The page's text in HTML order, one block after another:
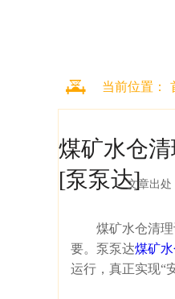
当前位置：
煤矿水仓
[泵泵达]文章出处
煤矿水仓清理设
要。泵泵达煤矿
运行，真正实现“